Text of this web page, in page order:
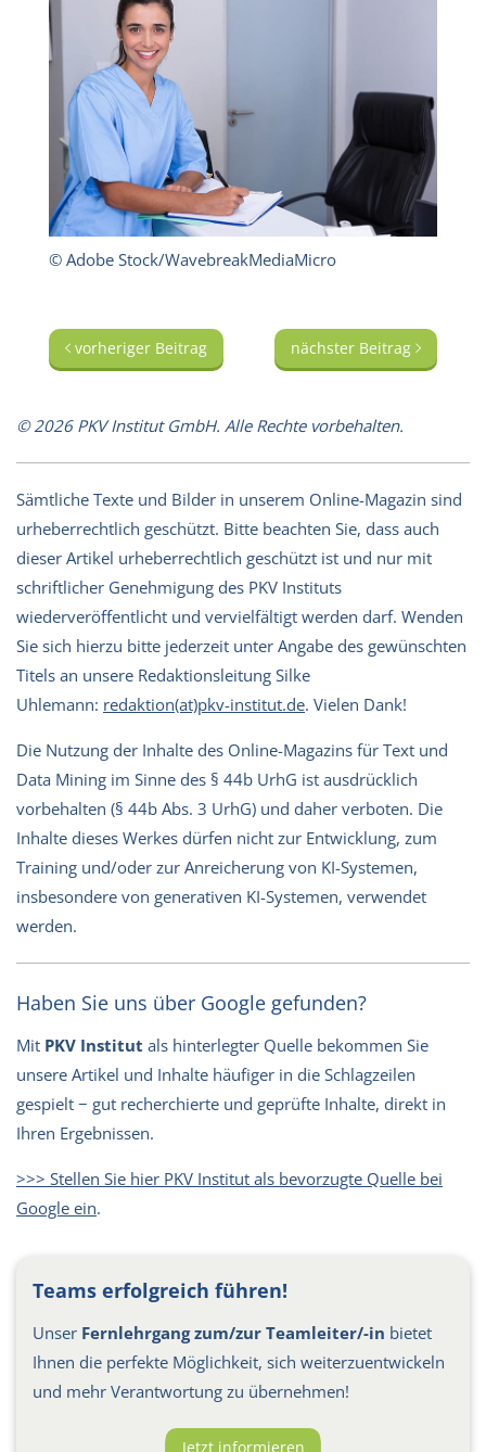
© Adobe Stock/WavebreakMediaMicro
vorheriger Beitrag nächster Beitrag
© 2026 PKV Institut GmbH. Alle Rechte vorbehalten.
Sämtliche Texte und Bilder in unserem Online-Magazin sind
urheberrechtlich geschützt. Bitte beachten Sie, dass auch
dieser Artikel urheberrechtlich geschützt ist und nur mit
schriftlicher Genehmigung des PKV Instituts
wiederveröffentlicht und vervielfältigt werden darf. Wenden
Sie sich hierzu bitte jederzeit unter Angabe des gewünschten
Titels an unsere Redaktionsleitung Silke
Uhlemann: redaktion(at)pkv-institut.de. Vielen Dank!
Die Nutzung der Inhalte des Online-Magazins für Text und
Data Mining im Sinne des § 44b UrhG ist ausdrücklich
vorbehalten (§ 44b Abs. 3 UrhG) und daher verboten. Die
Inhalte dieses Werkes dürfen nicht zur Entwicklung, zum
Training und/oder zur Anreicherung von KI-Systemen,
insbesondere von generativen KI-Systemen, verwendet
werden.
Haben Sie uns über Google gefunden?
Mit PKV Institut als hinterlegter Quelle bekommen Sie
unsere Artikel und Inhalte häufiger in die Schlagzeilen
gespielt − gut recherchierte und geprüfte Inhalte, direkt in
Ihren Ergebnissen.
>>> Stellen Sie hier PKV Institut als bevorzugte Quelle bei
Google ein.
Teams erfolgreich führen!
Unser Fernlehrgang zum/zur Teamleiter/-in bietet
Ihnen die perfekte Möglichkeit, sich weiterzuentwickeln
und mehr Verantwortung zu übernehmen!
Jetzt informieren